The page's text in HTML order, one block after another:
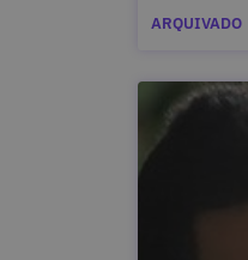
ARQUIVADO